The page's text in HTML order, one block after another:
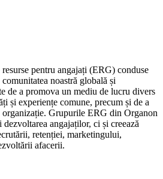
pentru angajați (ERG) conduse
noastră globală și
de a promova un mediu de lucru divers
și experiențe comune, precum și de a
Grupurile ERG din Organon
angajaților, ci și creează
retenției, marketingului,
afacerii.